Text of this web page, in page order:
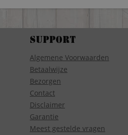
Support
Algemene Voorwaarden
Betaalwijze
Bezorgen
Contact
Disclaimer
Garantie
Meest gestelde vragen